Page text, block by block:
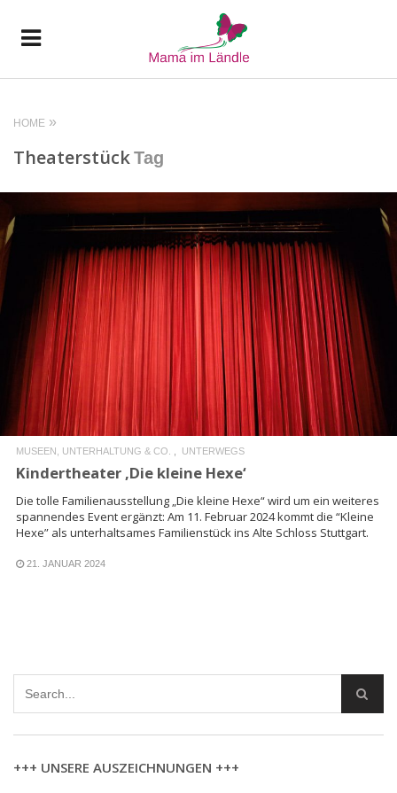
HOME
TheaterstückTag
READ MORE
MUSEEN, UNTERHALTUNG & CO. UNTERWEGS
Kindertheater ‚Die kleine Hexe‘
Die tolle Familienausstellung „Die kleine Hexe“ wird um ein weiteres
spannendes Event ergänzt: Am 11. Februar 2024 kommt die “Kleine
Hexe” als unterhaltsames Familienstück ins Alte Schloss Stuttgart.
21. JANUAR 2024
+++ UNSERE AUSZEICHNUNGEN +++